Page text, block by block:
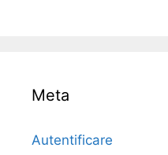
Meta
Autentificare